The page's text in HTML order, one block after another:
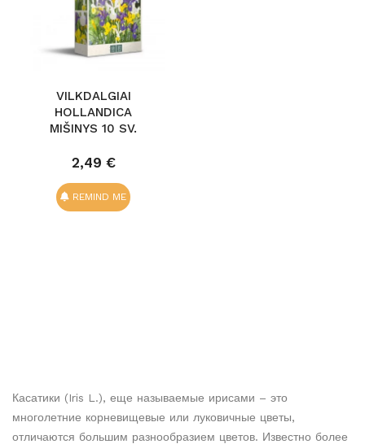
VILKDALGIAI
HOLLANDICA
MIŠINYS 10 SV.
2,49 €
REMIND ME
Касатики (Iris L.), еще называемые ирисами – это
многолетние корневищевые или луковичные цветы,
отличаются большим разнообразием цветов. Известно более